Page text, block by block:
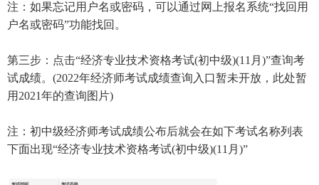
注：如果忘记用户名或密码，可以通过网上报名系统“找回用
户名或密码”功能找回。
第三步：点击“经济专业技术资格考试(初中级)(11月)”查询考
试成绩。(2022年经济师考试成绩查询入口暂未开放，此处暂
用2021年的查询图片)
注：初中级经济师考试成绩公布后就会在如下考试名称列表
下面出现“经济专业技术资格考试(初中级)(11月)”